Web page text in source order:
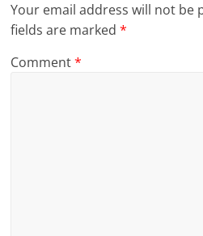
Your email address will not be
fields are marked*
Comment*